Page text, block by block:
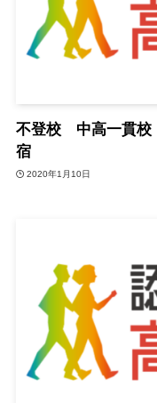
不登校 中高一貫
宿
2020年1月10日